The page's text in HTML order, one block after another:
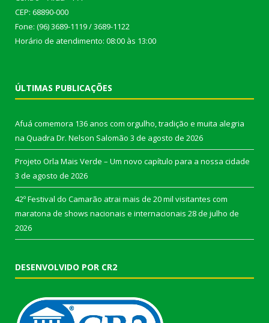
CEP: 68890-000
Fone: (96) 3689-1119 / 3689-1122
Horário de atendimento: 08:00 às 13:00
ÚLTIMAS PUBLICAÇÕES
Afuá comemora 136 anos com orgulho, tradição e muita alegria
na Quadra Dr. Nelson Salomão 3 de agosto de 2026
Projeto Orla Mais Verde – Um novo capítulo para a nossa cidade
3 de agosto de 2026
42º Festival do Camarão atrai mais de 20 mil visitantes com
maratona de shows nacionais e internacionais 28 de julho de
2026
DESENVOLVIDO POR CR2